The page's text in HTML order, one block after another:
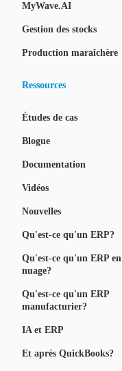
MyWave.AI
Gestion des stocks
Production maraîchère
Ressources
Études de cas
Blogue
Documentation
Vidéos
Nouvelles
Qu'est-ce qu'un ERP?
Qu'est-ce qu'un ERP en
nuage?
Qu'est-ce qu'un ERP
manufacturier?
IA et ERP
Et après QuickBooks?